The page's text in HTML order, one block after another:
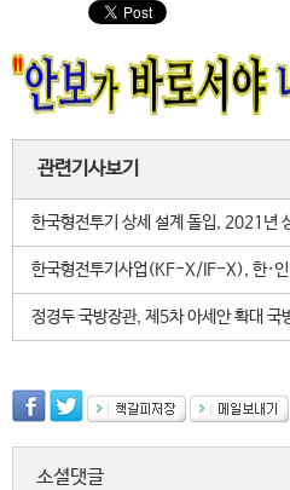
관련기사보기
한국형전투기 상세 설계 돌입, 2021년
한국형전투기사업(KF-X/IF-X), 한·인
정경두 국방장관, 제5차 아세안 확대 국
소셜댓글